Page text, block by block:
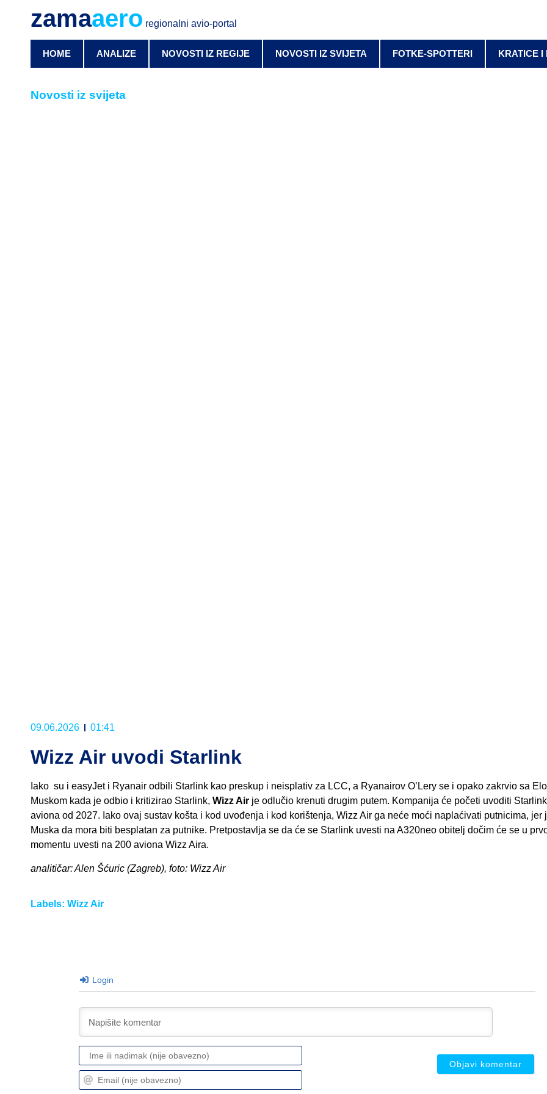
zamaaero regionalni avio-portal
HOME ANALIZE NOVOSTI IZ REGIJE NOVOSTI IZ SVIJETA FOTKE-SPOTTERI KRATICE I
Novosti iz svijeta
09.06.2026 01:41
Wizz Air uvodi Starlink
Iako su i easyJet i Ryanair odbili Starlink kao preskup i neisplativ za LCC, a Ryanairov O’Lery se i opako zakrvio sa
Muskom kada je odbio i kritizirao Starlink, Wizz Air je odlučio krenuti drugim putem. Kompanija će početi uvoditi
aviona od 2027. Iako ovaj sustav košta i kod uvođenja i kod korištenja, Wizz Air ga neće moći naplaćivati putnicima, jer
Muska da mora biti besplatan za putnike. Pretpostavlja se da će se Starlink uvesti na A320neo obitelj dočim će se u
momentu uvesti na 200 aviona Wizz Aira.
analitičar: Alen Šćuric (Zagreb), foto: Wizz Air
Labels: Wizz Air
Login
Ime
ili
nadimak
Email
(nije